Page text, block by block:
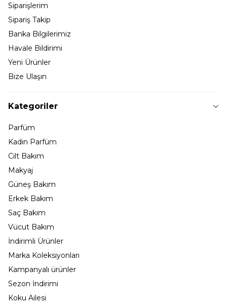
Siparişlerim
Sipariş Takip
Banka Bilgilerimiz
Havale Bildirimi
Yeni Ürünler
Bize Ulaşın
Kategoriler
Parfüm
Kadın Parfüm
Cilt Bakım
Makyaj
Güneş Bakım
Erkek Bakım
Saç Bakım
Vücut Bakım
İndirimli Ürünler
Marka Koleksiyonları
Kampanyalı ürünler
Sezon İndirimi
Koku Ailesi